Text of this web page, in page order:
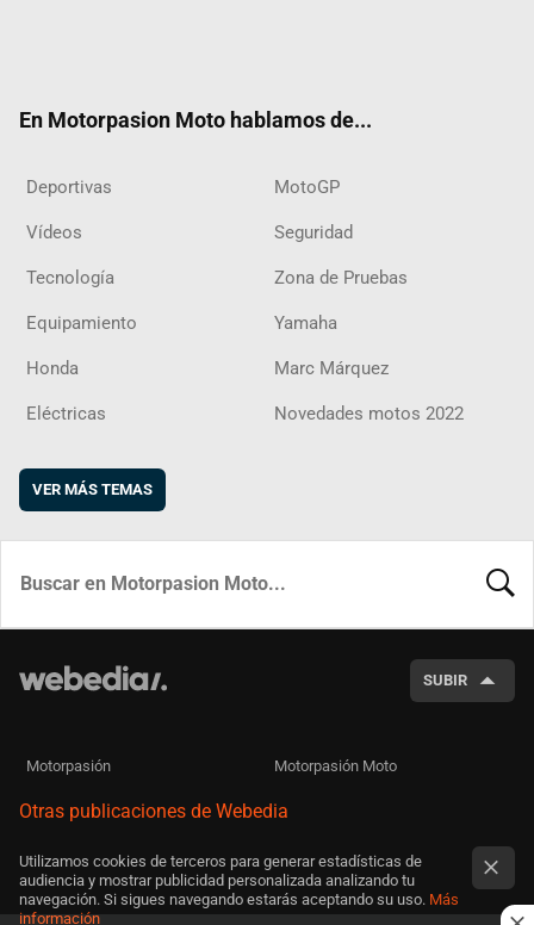
En Motorpasion Moto hablamos de...
Deportivas MotoGP
Vídeos Seguridad
Tecnología Zona de Pruebas
Equipamiento Yamaha
Honda Marc Márquez
Eléctricas Novedades motos 2022
VER MÁS TEMAS
SUBIR
Motorpasión Motorpasión Moto
Otras publicaciones de Webedia
Utilizamos cookies de terceros para generar estadísticas de
audiencia y mostrar publicidad personalizada analizando tu
navegación. Si sigues navegando estarás aceptando su uso. Más
información